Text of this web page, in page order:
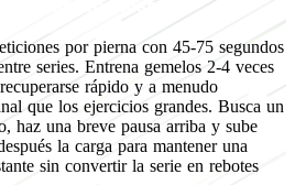
por pierna con 45-75 segundos
series. Entrena gemelos 2-4 veces
rápido y a menudo
que los ejercicios grandes. Busca un
haz una breve pausa arriba y sube
la carga para mantener una
sin convertir la serie en rebotes